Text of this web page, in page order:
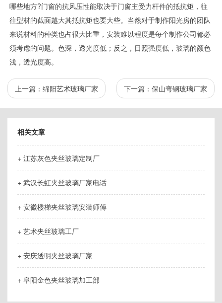
哪些地方?门窗的抗风压性能取决于门窗主受力杆件的抵抗矩，往
往型材的截面越大其抵抗矩也要大些。当然对于制作阳光房的团队
来说材料的种类也占很大比重，安装难以程度是每个制作公司都必
须考虑的问题。色深，透光度低；反之，日照强度低，玻璃的颜色
浅，透光度高。
上一篇： 绵阳艺术玻璃厂家 下一篇： 保山弯钢玻璃厂家
相关文章
+ 江苏灰色夹丝玻璃定制厂
+ 武汉长虹夹丝玻璃厂家电话
+ 安徽楼梯夹丝玻璃安装师傅
+ 艺术夹丝玻璃工厂
+ 安庆透明夹丝玻璃厂家
+ 阜阳金色夹丝玻璃加工部